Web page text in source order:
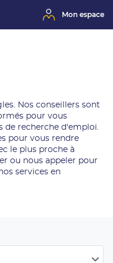
Mon espace
Nos conseillers sont
pour vous
de recherche d'emploi.
pour vous rendre
le plus proche à
ou nous appeler pour
services en